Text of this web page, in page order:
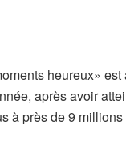
heureux»
après avoir
à près de 9